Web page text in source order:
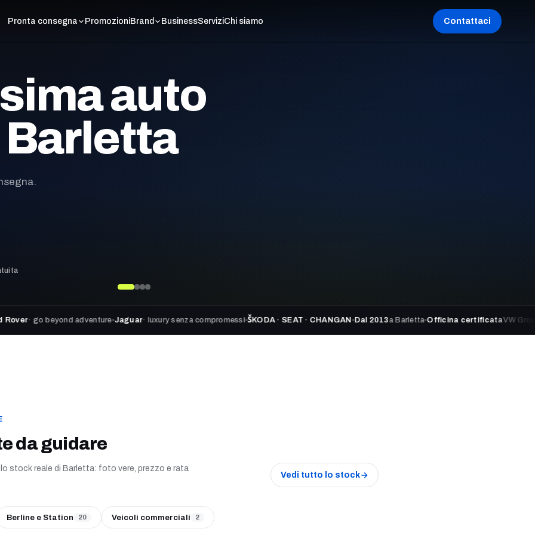
Pronta consegna PromozioniBrand BusinessServiziChi siamo Contattaci
auto
Barletta
beyond adventure Jaguar· luxury senza compromessi ŠKODA · SEAT · CHANGAN Dal 2013 a Barletta Officina certificataVW Group + JLR
da guidare
stock reale di Barletta: foto vere, prezzo e rata
Vedi tutto lo stock
Berline e Station 20 Veicoli commerciali 2